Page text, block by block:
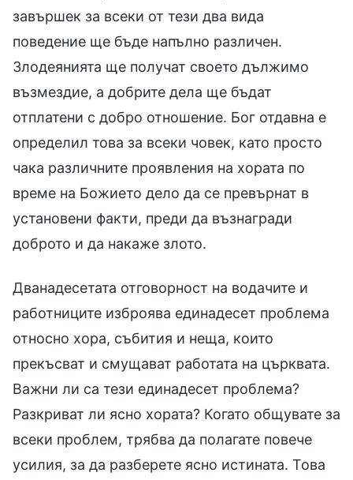
завършек за всеки от тези два вида
поведение ще бъде напълно различен.
Злодеянията ще получат своето дължимо
възмездие, а добрите дела ще бъдат
отплатени с добро отношение. Бог отдавна е
определил това за всеки човек, като просто
чака различните проявления на хората по
време на Божието дело да се превърнат в
установени факти, преди да възнагради
доброто и да накаже злото.
Дванадесетата отговорност на водачите и
работниците изброява единадесет проблема
относно хора, събития и неща, които
прекъсват и смущават работата на църквата.
Важни ли са тези единадесет проблема?
Разкриват ли ясно хората? Когато общувате за
всеки проблем, трябва да полагате повече
усилия, за да разберете ясно истината. Това